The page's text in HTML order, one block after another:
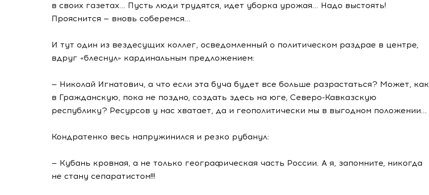
в своих газетах... Пусть люди трудятся, идет уборка урожая... Надо выстоять!
Прояснится — вновь соберемся...
И тут один из вездесущих коллег, осведомленный о политическом раздрае в центре,
вдруг «блеснул» кардинальным предложением:
— Николай Игнатович, а что если эта буча будет все больше разрастаться? Может, как
в Гражданскую, пока не поздно, создать здесь на юге, Северо-Кавказскую
республику? Ресурсов у нас хватает, да и геополитически мы в выгодном положении...
Кондратенко весь напружинился и резко рубанул:
— Кубань кровная, а не только географическая часть России. А я, запомните, никогда
не стану сепаратистом!!!